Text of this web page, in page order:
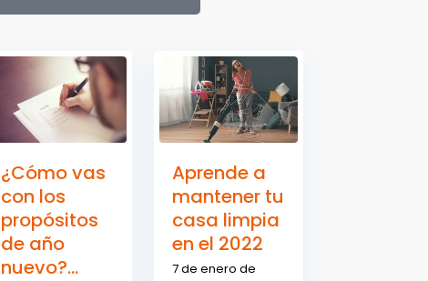
¿Cómo vas
con los
propósitos
de año
nuevo?...
Aprende a
mantener tu
casa limpia
en el 2022
7 de enero de